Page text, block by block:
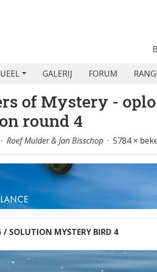
GALERIJ FORUM
of Mystery -
round 4
· Roef Mulder & Jan Bisschop · 5784 ×
/ SOLUTION MYSTERY BIRD 4